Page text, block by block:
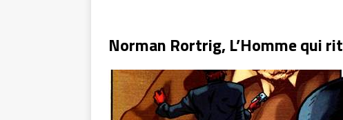
Norman Rortrig, L’Homme qui rit